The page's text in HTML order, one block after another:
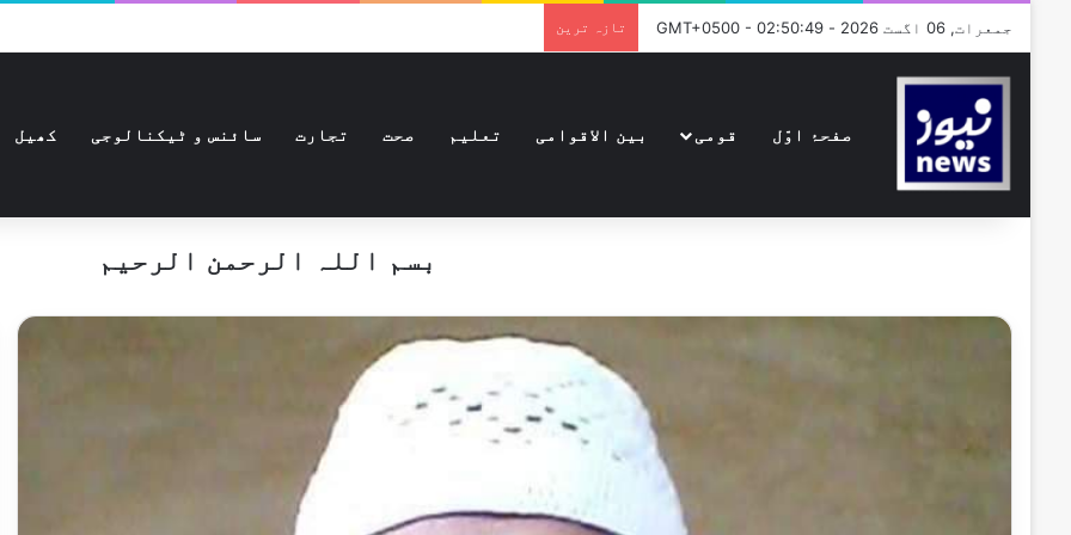
جمعرات, 06 اگست 2026 - GMT+0500 - 02:50:49 تازہ ترین
صفحۂ اوّل قومی بین الاقوامی تعلیم صحت تجارت سائنس و ٹیکنالوجی کھیل
بسم اللہ الرحمن الرحیم